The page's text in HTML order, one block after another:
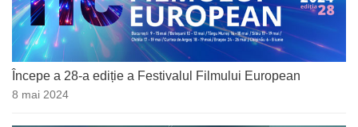
Începe a 28-a ediție a Festivalul Filmului European
8 mai 2024